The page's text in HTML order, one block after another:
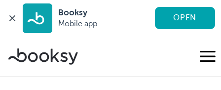
Booksy
Mobile app
OPEN
do